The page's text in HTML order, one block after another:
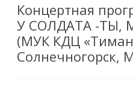
Концертная
У СОЛДАТА -ТЫ,
(МУК КДЦ
Солнечногорск,